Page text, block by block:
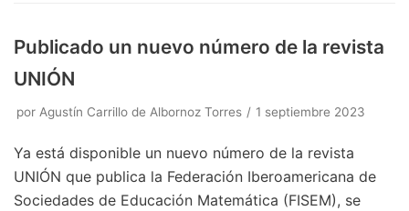
Publicado un nuevo número de la revista
UNIÓN
por Agustín Carrillo de Albornoz Torres 1 septiembre 2023
Ya está disponible un nuevo número de la revista
UNIÓN que publica la Federación Iberoamericana de
Sociedades de Educación Matemática (FISEM), se